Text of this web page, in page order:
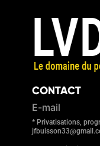
CONTACT
E-mail
* Privatisations,